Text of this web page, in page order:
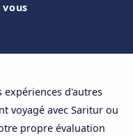
expériences d'autres
voyagé avec Saritur ou
propre évaluation